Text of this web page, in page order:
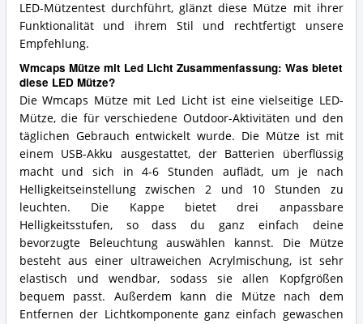
LED-Mützentest durchführt, glänzt diese Mütze mit ihrer
Funktionalität und ihrem Stil und rechtfertigt unsere
Empfehlung.
Wmcaps Mütze mit Led Licht Zusammenfassung: Was bietet
diese LED Mütze?
Die Wmcaps Mütze mit Led Licht ist eine vielseitige LED-
Mütze, die für verschiedene Outdoor-Aktivitäten und den
täglichen Gebrauch entwickelt wurde. Die Mütze ist mit
einem USB-Akku ausgestattet, der Batterien überflüssig
macht und sich in 4-6 Stunden auflädt, um je nach
Helligkeitseinstellung zwischen 2 und 10 Stunden zu
leuchten. Die Kappe bietet drei anpassbare
Helligkeitsstufen, so dass du ganz einfach deine
bevorzugte Beleuchtung auswählen kannst. Die Mütze
besteht aus einer ultraweichen Acrylmischung, ist sehr
elastisch und wendbar, sodass sie allen Kopfgrößen
bequem passt. Außerdem kann die Mütze nach dem
Entfernen der Lichtkomponente ganz einfach gewaschen